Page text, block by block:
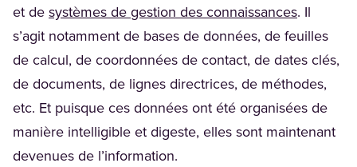
et de systèmes de gestion des connaissances(Opens
. Il
s’agit notamment de bases de données, de feuilles
de calcul, de coordonnées de contact, de dates clés,
de documents, de lignes directrices, de méthodes,
etc. Et puisque ces données ont été organisées de
manière intelligible et digeste, elles sont maintenant
devenues de l’information.